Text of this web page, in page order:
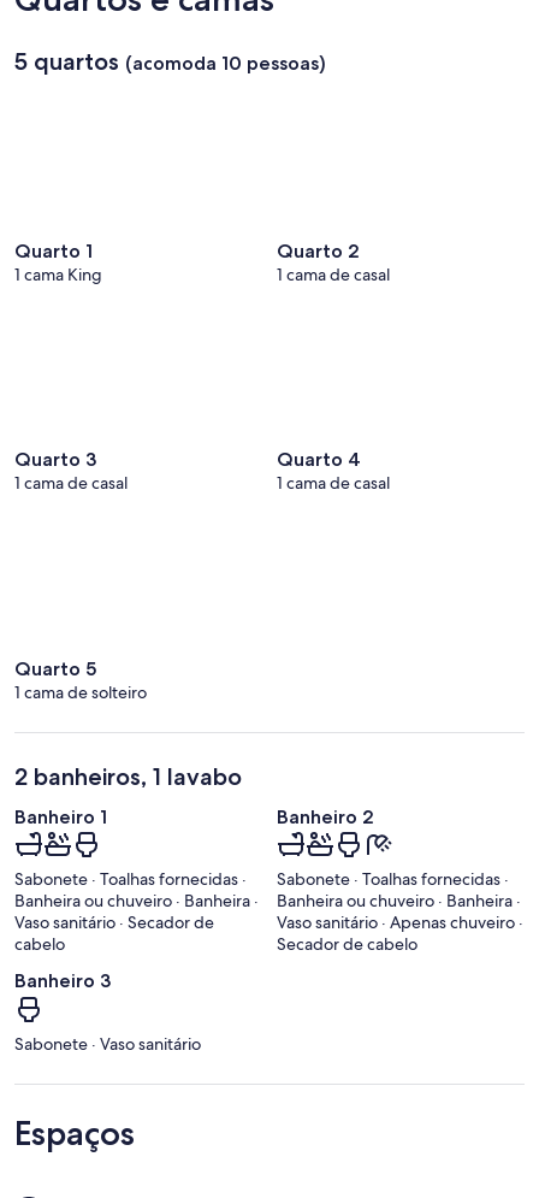
5 quartos (acomoda 10 pessoas)
Quarto 1
1 cama King
Quarto 2
1 cama de casal
Quarto 3
1 cama de casal
Quarto 4
1 cama de casal
Quarto 5
1 cama de solteiro
2 banheiros, 1 lavabo
Banheiro 1
Sabonete · Toalhas fornecidas ·
Banheira ou chuveiro · Banheira ·
Vaso sanitário · Secador de
cabelo
Banheiro 2
Sabonete · Toalhas fornecidas ·
Banheira ou chuveiro · Banheira ·
Vaso sanitário · Apenas chuveiro ·
Secador de cabelo
Banheiro 3
Sabonete · Vaso sanitário
Espaços